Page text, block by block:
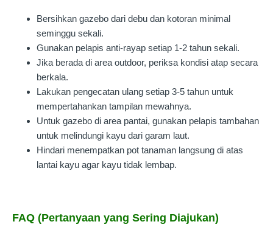
Bersihkan gazebo dari debu dan kotoran minimal
seminggu sekali.
Gunakan pelapis anti-rayap setiap 1-2 tahun sekali.
Jika berada di area outdoor, periksa kondisi atap secara
berkala.
Lakukan pengecatan ulang setiap 3-5 tahun untuk
mempertahankan tampilan mewahnya.
Untuk gazebo di area pantai, gunakan pelapis tambahan
untuk melindungi kayu dari garam laut.
Hindari menempatkan pot tanaman langsung di atas
lantai kayu agar kayu tidak lembap.
FAQ (Pertanyaan yang Sering Diajukan)